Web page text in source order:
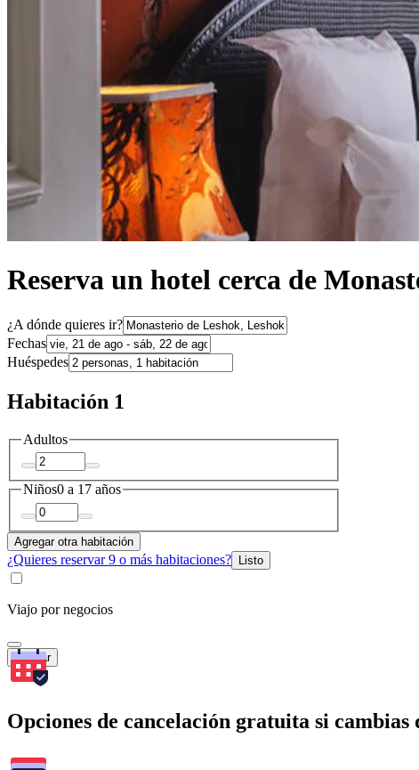
Reserva un hotel cerca de
¿A dónde quieres ir?
Fechas
Huéspedes
Habitación 1
Adultos
Niños0 a 17 años
Agregar otra habitación
¿Quieres reservar 9 o más habitaciones? Listo
Viajo por negocios
Buscar
Opciones de cancelación gratuita si cambias